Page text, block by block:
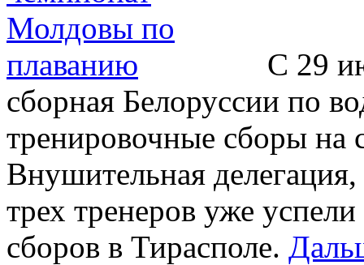
C 29
сборная Белоруссии по
тренировочные сборы
Внушительная делегация,
трех тренеров уже
сборов в Тирасполе.